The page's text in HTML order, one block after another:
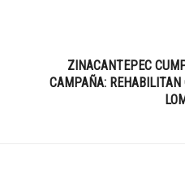
ZINACANTEPEC
CAMPAÑA: